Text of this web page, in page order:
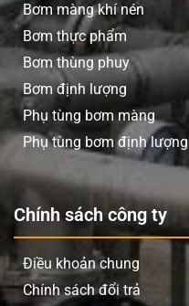
Bơm màng khí nén
Bơm thực phẩm
Bơm thùng phuy
Bơm định lượng
Phụ tùng bơm màng
Phụ tùng bơm định lượng
Chính sách công ty
Điều khoản chung
Chính sách đổi trả